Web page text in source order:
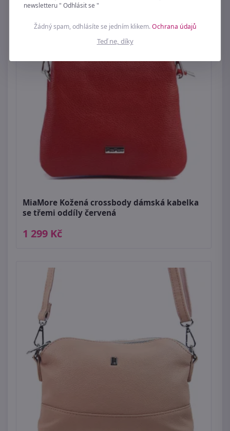
MiaMore Kožená crossbody dámská kabelka
se třemi oddíly červená
1 299 Kč
newsletteru " Odhlásit se "
Žádný spam, odhlásíte se jedním klikem.Ochrana údajů
Teď ne, díky